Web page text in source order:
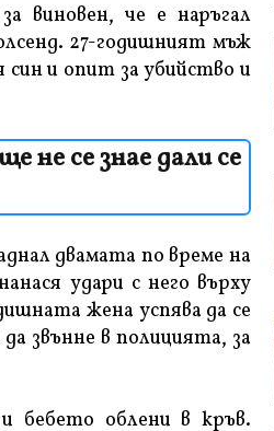
виновен, че е наръгал
27-годишният мъж
син и опит за убийство и
не се знае дали се
двамата по време на
удари с него върху
жена успява да се
звънне в полицията, за
бебето облени в кръв.